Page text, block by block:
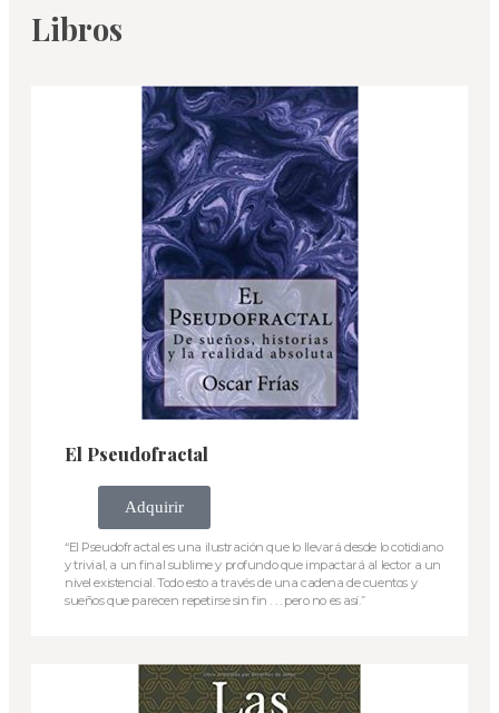
Libros
El Pseudofractal
Adquirir
“El Pseudofractal es una ilustración que lo llevará desde lo cotidiano
y trivial, a un final sublime y profundo que impactará al lector a un
nivel existencial. Todo esto a través de una cadena de cuentos y
sueños que parecen repetirse sin fin . . . pero no es así.”